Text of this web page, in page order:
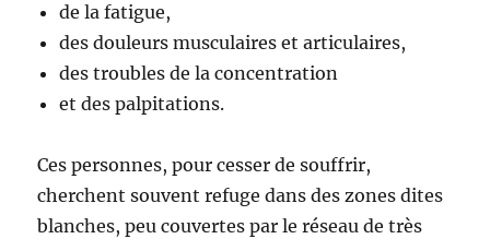
de la fatigue,
des douleurs musculaires et articulaires,
des troubles de la concentration
et des palpitations.
Ces personnes, pour cesser de souffrir,
cherchent souvent refuge dans des zones dites
blanches, peu couvertes par le réseau de très